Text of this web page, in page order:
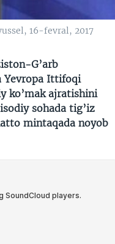
16-fevral, 2017
G’arb
Yevropa Ittifoqi
ko’mak ajratishini
sohada tig’iz
mintaqada noyob